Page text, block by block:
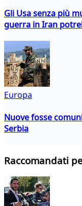
Gli Usa senza più
guerra in Iran
Europa
Nuove fosse
Serbia
Raccomandati